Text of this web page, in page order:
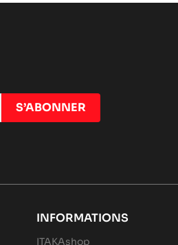
INFORMATIONS
ITAKAshop